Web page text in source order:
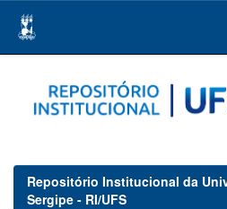
navigation
Repositório Institucional da
Sergipe - RI/UFS